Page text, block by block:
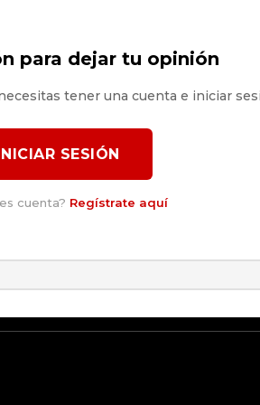
para dejar tu opinión
tener una cuenta e iniciar
SESIÓN
cuenta? Regístrate aquí